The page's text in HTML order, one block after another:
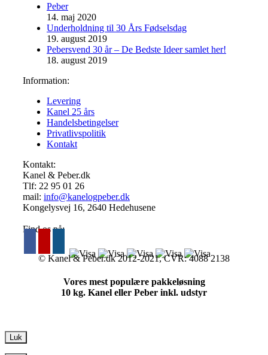
Peber
14. maj 2020
Underholdning til 30 Års Fødselsdag
19. august 2019
Pebersvend 30 år – De Bedste Ideer samlet her!
18. august 2019
Information:
Levering
Kanel 25 års
Handelsbetingelser
Privatlivspolitik
Kontakt
Kontakt:
Kanel & Peber.dk
Tlf: ‭22 95 01 26‬
mail: info@kanelogpeber.dk
Kongelysvej 16, 2640 Hedehusene
Find os på:
© Kanel & Peber.dk 2012-2021, CVR: 4088 2138
Vores mest populære pakkeløsning
10 kg. Kanel eller Peber inkl. udstyr
Luk